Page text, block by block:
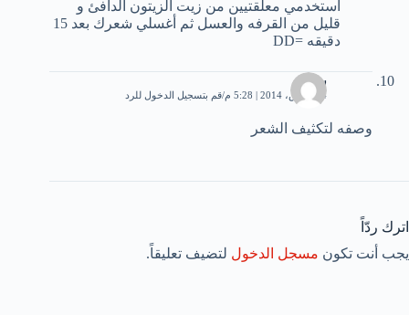
أستخدمي معلقتيين من زيت الزيتون الدافئ و
قليل من القرفه والعسل ثم أغسلي شعرك بعد 15
دقيقه =DD
سهير
14 مارس، 2014 | 5:28 م قم بتسجيل الدخول للرد
وصفه لتكثيف الشعر
اترك ردّاً
يجب أنت تكون مسجل الدخول لتضيف تعليقاً.